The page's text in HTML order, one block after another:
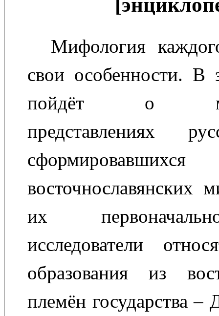
Мифология
свои особенности. В
пойдёт о
представлениях
восточнославянских
их
исследователи
образования из
племён государства –